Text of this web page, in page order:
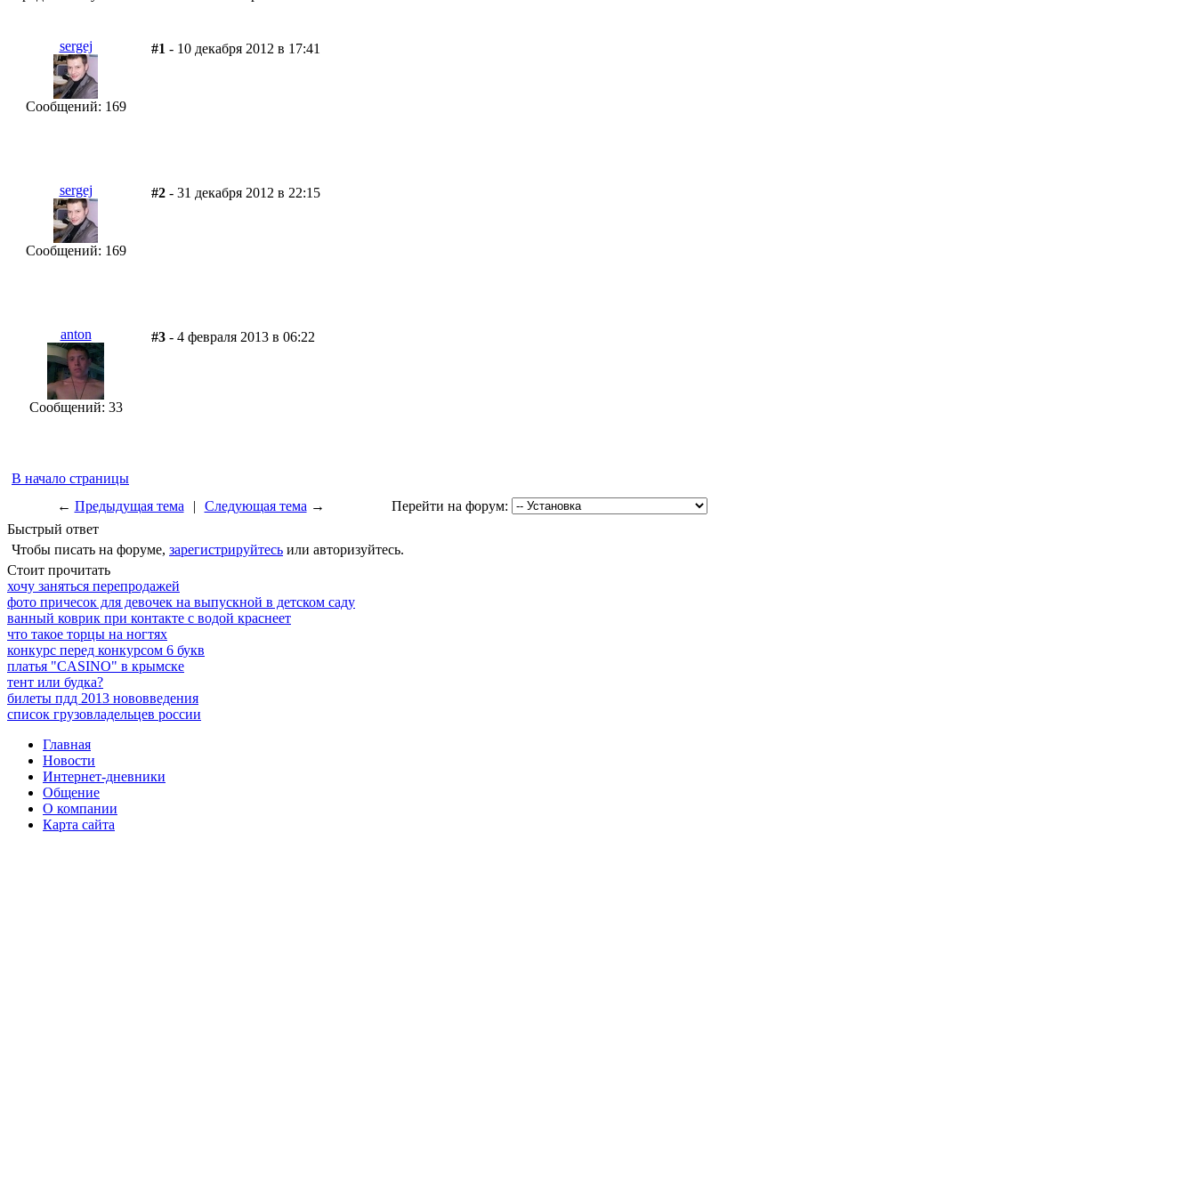
sergej
Сообщений: 169
#1 - 10 декабря 2012 в 17:41
sergej
Сообщений: 169
#2 - 31 декабря 2012 в 22:15
anton
Сообщений: 33
#3 - 4 февраля 2013 в 06:22
В начало страницы
← Предыдущая тема | Следующая тема→
Перейти на форум:
Быстрый ответ
Чтобы писать на форуме, зарегистрируйтесь или авторизуйтесь.
Стоит прочитать
хочу заняться перепродажей
фото причесок для девочек на выпускной в детском саду
ванный коврик при контакте с водой краснеет
что такое торцы на ногтях
конкурс перед конкурсом 6 букв
платья "CASINO" в крымске
тент или будка?
билеты пдд 2013 нововведения
список грузовладельцев россии
Главная
Новости
Интернет-дневники
Общение
О компании
Карта сайта